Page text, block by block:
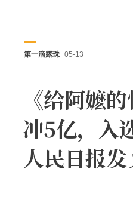
第一滴露珠 05-13
《给阿嬷
冲5亿，入
人民日报